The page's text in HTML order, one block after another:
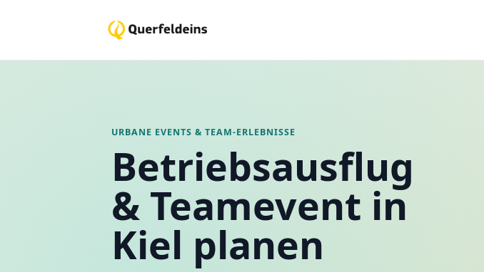
URBANE EVENTS & TEAM-ERLEBNISSE
Betriebsausflug
& Teamevent in
Kiel planen